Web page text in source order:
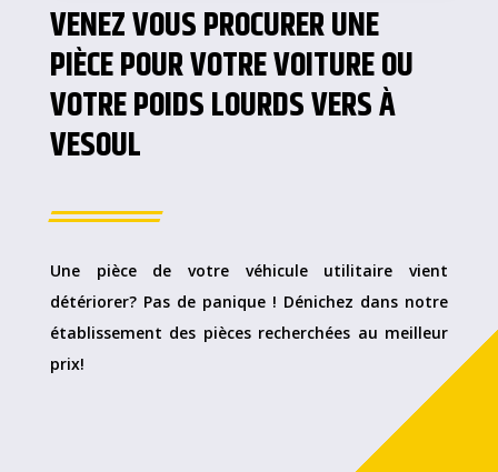
VENEZ VOUS PROCURER UNE
PIÈCE POUR VOTRE VOITURE OU
VOTRE POIDS LOURDS VERS À
VESOUL
Une pièce de votre véhicule utilitaire vient
détériorer? Pas de panique ! Dénichez dans notre
établissement des pièces recherchées au meilleur
prix!